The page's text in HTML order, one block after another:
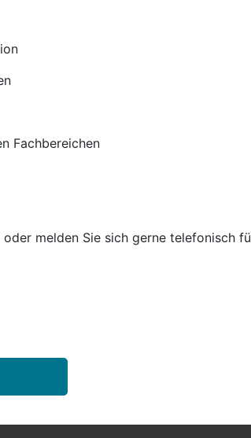
Fachbereichen
melden Sie sich gerne telefonisch